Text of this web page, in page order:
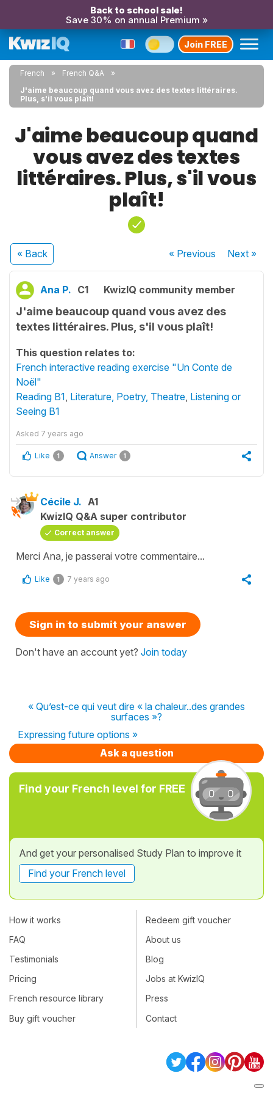
Back to school sale!
Save 30% on annual Premium »
Join FREE
French
French Q&A
J'aime beaucoup quand vous avez des textes littéraires.
Plus, s'il vous plaît!
J'aime beaucoup quand
vous avez des textes
littéraires. Plus, s'il vous
plaît!
« Back « Previous Next»
Ana P. C1 KwizIQ community member
J'aime beaucoup quand vous avez des
textes littéraires. Plus, s'il vous plaît!
This question relates to:
French interactive reading exercise "Un Conte de
Noël"
Reading B1, Literature, Poetry, Theatre, Listening or
Seeing B1
Asked 7 years ago
Like 1 Answer 1
Cécile J. A1
KwizIQ Q&A super contributor
Correct answer
Merci Ana, je passerai votre commentaire...
Like 1 7 years ago
Sign in to submit your answer
Don't have an account yet? Join today
« Qu’est-ce qui veut dire « la chaleur..des grandes
surfaces »?
Expressing future options »
Ask a question
Find your French level for FREE
And get your personalised Study Plan to improve it
Find your French level
How it works
FAQ
Testimonials
Pricing
French resource library
Buy gift voucher
Redeem gift voucher
About us
Blog
Jobs at KwizIQ
Press
Contact